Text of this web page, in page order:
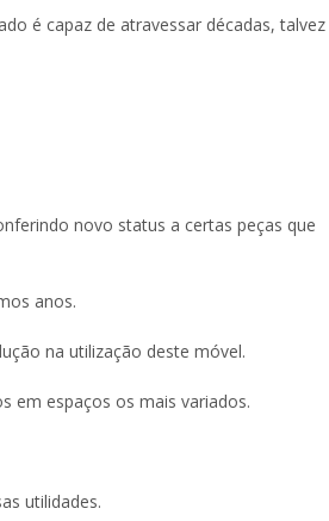
é capaz de atravessar décadas, talvez
novo status a certas peças que
anos.
na utilização deste móvel.
em espaços os mais variados.
utilidades.